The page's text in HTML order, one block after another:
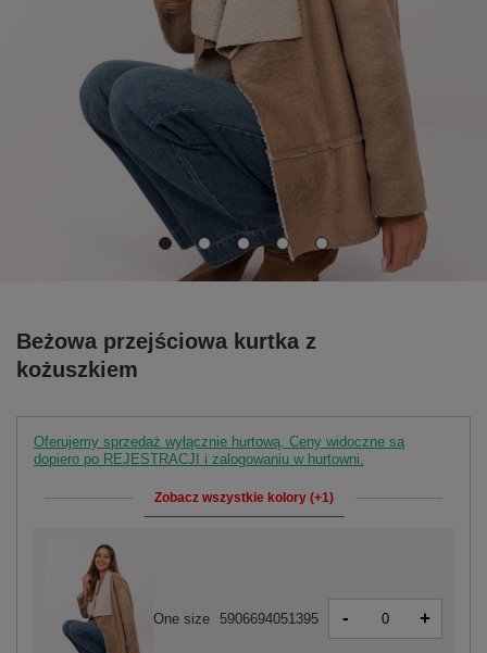
Beżowa przejściowa kurtka z
kożuszkiem
Oferujemy sprzedaż wyłącznie hurtową. Ceny widoczne są
dopiero po REJESTRACJI i zalogowaniu w hurtowni.
Zobacz wszystkie kolory (+1)
One size 5906694051395 - +